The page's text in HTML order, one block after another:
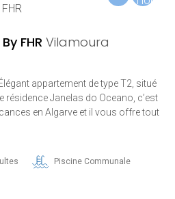
FHR Vilamoura
appartement de type T2, situé
résidence Janelas do Oceano, c’est
en Algarve et il vous offre tout
Piscine Communale